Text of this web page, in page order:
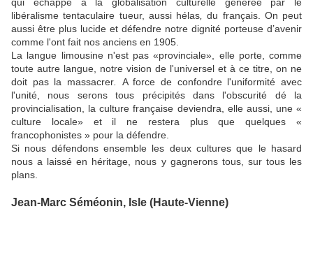
libéralisme tentaculaire tueur, aussi hélas
du français. On peut
aussi être plus lucide et défendre notre dignité porteuse d’avenir
comme l'ont fait nos anciens en 1905.
La langue limousine n'est pas «provinciale», elle porte, comme
toute autre langue, notre vision de l'universel et à ce titre, on ne
doit pas la massacrer
A force de confondre l'uniformité avec
l'unité, nous serons tous précipités dans l'obscurité dé la
provincialisation, la culture française deviendra, elle aussi, une «
culture locale» et il ne restera plus que quelques «
francophonistes » pour la défendre.
Si nous défendons ensemble les deux cultures que le hasard
nous a laissé en héritage, nous y gagnerons tous, sur tous les
plans.
Jean-Marc Séméonin, Isle (Haute-Vienne)